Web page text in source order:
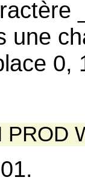
une
0,
PROD